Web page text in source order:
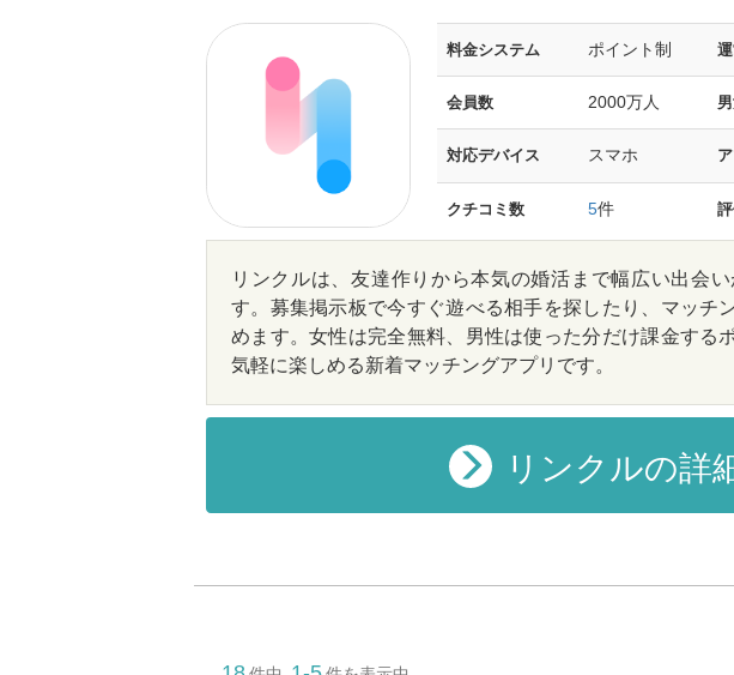
料金システム ポイント制
会員数 2000万人
対応デバイス スマホ
クチコミ数 5件
リンクルは、友達作りから本気の婚活まで幅広い出会
す。募集掲示板で今すぐ遊べる相手を探したり、マッチ
めます。女性は完全無料、男性は使った分だけ課金する
気軽に楽しめる新着マッチングアプリです。
リンクルの詳